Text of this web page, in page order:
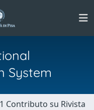
System
1 Contributo su Rivista